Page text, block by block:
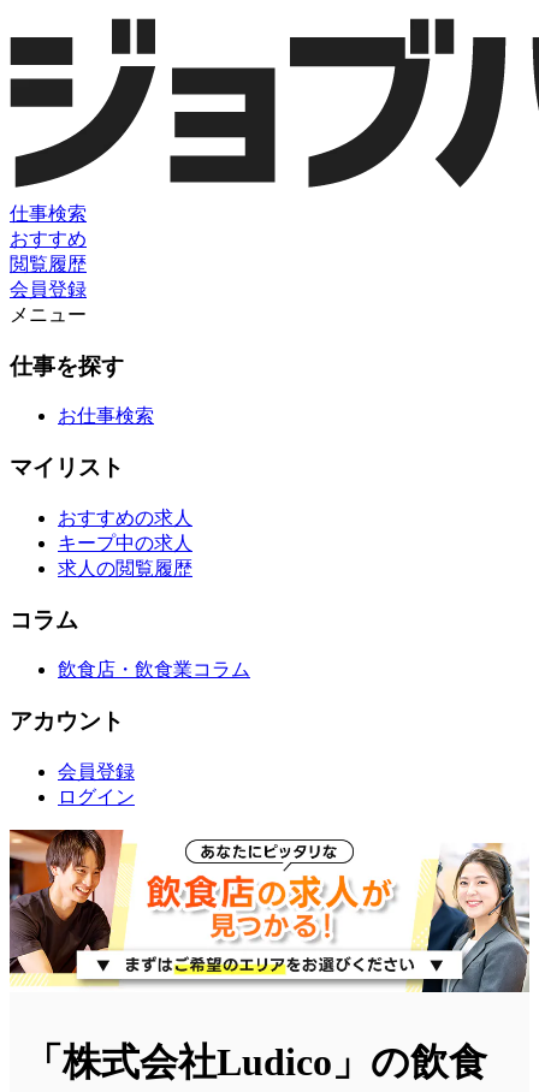
仕事検索
おすすめ
閲覧履歴
会員登録
メニュー
仕事を探す
お仕事検索
マイリスト
おすすめの求人
キープ中の求人
求人の閲覧履歴
コラム
飲食店・飲食業コラム
アカウント
会員登録
ログイン
「株式会社Ludico」の飲食